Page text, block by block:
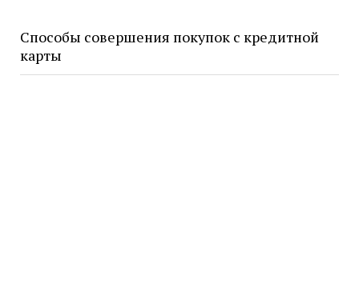
Способы совершения покупок с кредитной
карты